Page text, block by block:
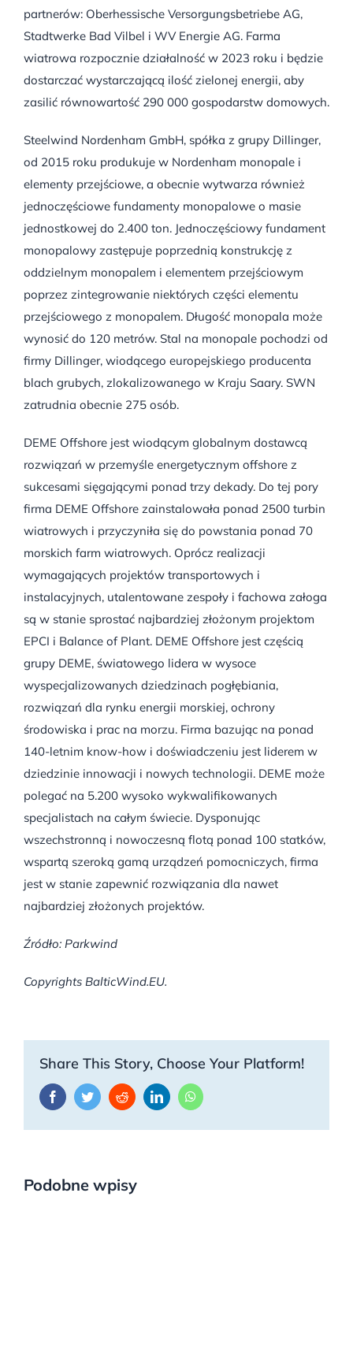
partnerów: Oberhessische Versorgungsbetriebe AG,
Stadtwerke Bad Vilbel i WV Energie AG. Farma
wiatrowa rozpocznie działalność w 2023 roku i będzie
dostarczać wystarczającą ilość zielonej energii, aby
zasilić równowartość 290 000 gospodarstw domowych.
Steelwind Nordenham GmbH, spółka z grupy Dillinger,
od 2015 roku produkuje w Nordenham monopale i
elementy przejściowe, a obecnie wytwarza również
jednoczęściowe fundamenty monopalowe o masie
jednostkowej do 2.400 ton. Jednoczęściowy fundament
monopalowy zastępuje poprzednią konstrukcję z
oddzielnym monopalem i elementem przejściowym
poprzez zintegrowanie niektórych części elementu
przejściowego z monopalem. Długość monopala może
wynosić do 120 metrów. Stal na monopale pochodzi od
firmy Dillinger, wiodącego europejskiego producenta
blach grubych, zlokalizowanego w Kraju Saary. SWN
zatrudnia obecnie 275 osób.
DEME Offshore jest wiodącym globalnym dostawcą
rozwiązań w przemyśle energetycznym offshore z
sukcesami sięgającymi ponad trzy dekady. Do tej pory
firma DEME Offshore zainstalowała ponad 2500 turbin
wiatrowych i przyczyniła się do powstania ponad 70
morskich farm wiatrowych. Oprócz realizacji
wymagających projektów transportowych i
instalacyjnych, utalentowane zespoły i fachowa załoga
są w stanie sprostać najbardziej złożonym projektom
EPCI i Balance of Plant. DEME Offshore jest częścią
grupy DEME, światowego lidera w wysoce
wyspecjalizowanych dziedzinach pogłębiania,
rozwiązań dla rynku energii morskiej, ochrony
środowiska i prac na morzu. Firma bazując na ponad
140-letnim know-how i doświadczeniu jest liderem w
dziedzinie innowacji i nowych technologii. DEME może
polegać na 5.200 wysoko wykwalifikowanych
specjalistach na całym świecie. Dysponując
wszechstronną i nowoczesną flotą ponad 100 statków,
wspartą szeroką gamą urządzeń pomocniczych, firma
jest w stanie zapewnić rozwiązania dla nawet
najbardziej złożonych projektów.
Źródło: Parkwind
Copyrights BalticWind.EU.
Share This Story, Choose Your Platform!
FacebookTwitterRedditLinkedInWhatsApp
Podobne wpisy